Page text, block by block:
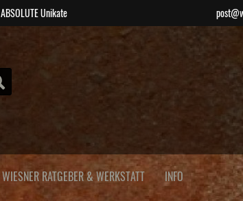
ABSOLUTE Unikate
WIESNER RATGEBER & WERKSTATT INFO